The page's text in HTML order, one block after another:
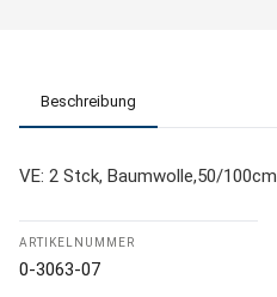
Beschreibung
VE: 2 Stck, Baumwolle,50/100cm
ARTIKELNUMMER
0-3063-07